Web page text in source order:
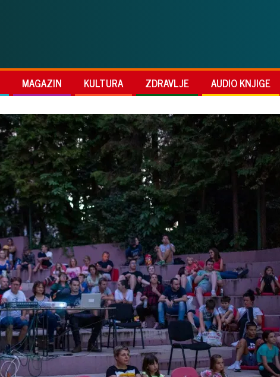
MAGAZIN KULTURA ZDRAVLJE AUDIO KNJIGE